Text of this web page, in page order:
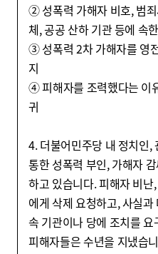
② 성폭력 가해자 비호, 범
체, 공공 산하 기관 등에 속
③ 성폭력 2차 가해자를 영
지
④ 피해자를 조력했다는 이
귀
4. 더불어민주당 내 정치인,
통한 성폭력 부인, 가해자
하고 있습니다. 피해자 비
에게 삭제 요청하고, 사실
속 기관이나 당에 조치를
피해자들은 수년을 지냈습